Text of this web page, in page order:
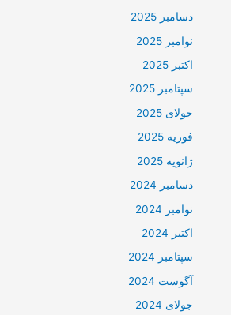
دسامبر 2025
نوامبر 2025
اکتبر 2025
سپتامبر 2025
جولای 2025
فوریه 2025
ژانویه 2025
دسامبر 2024
نوامبر 2024
اکتبر 2024
سپتامبر 2024
آگوست 2024
جولای 2024